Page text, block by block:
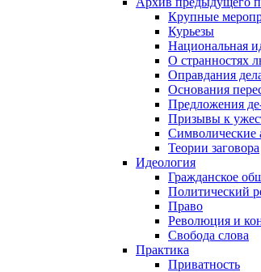
Крупные
Курьезы
Национальная
О странностях
Оправдания
Основания
Предложения
Призывы к
Символические
Теории заговора
Идеология
Гражданское
Политический
Право
Революция и
Свобода слова
Практика
Приватность